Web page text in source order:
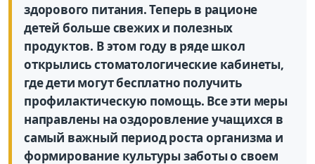
здорового питания. Теперь в рационе
детей больше свежих и полезных
продуктов. В этом году в ряде школ
открылись стоматологические кабинеты,
где дети могут бесплатно получить
профилактическую помощь. Все эти меры
направлены на оздоровление учащихся в
самый важный период роста организма и
формирование культуры заботы о своем